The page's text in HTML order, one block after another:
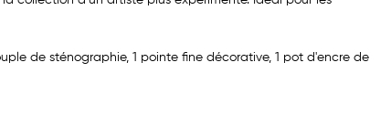
de sténographie, 1 pointe fine décorative, 1 pot d'encre de